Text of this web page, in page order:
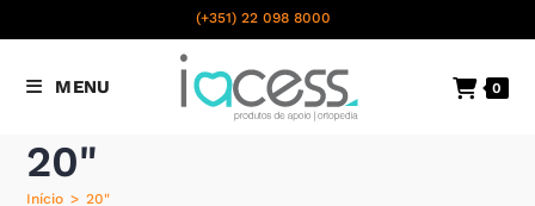
(+351) 22 098 8000
nacional
MENU 0
20"
Início > 20"